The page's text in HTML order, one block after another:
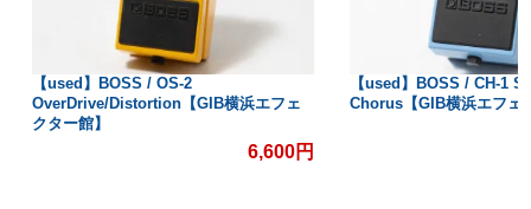
【used】BOSS / OS-2
OverDrive/Distortion【GIB横浜エフェ
クター館】
6,600円
【used】BOSS / CH-1
Chorus【GIB横浜エフェ